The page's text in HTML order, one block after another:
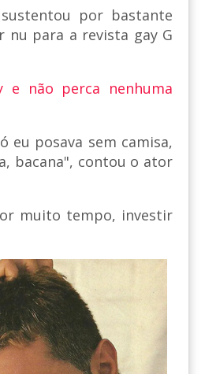
por bastante
para a revista gay G
e não perca nenhuma
eu posava sem camisa,
bacana", contou o ator
muito tempo, investir